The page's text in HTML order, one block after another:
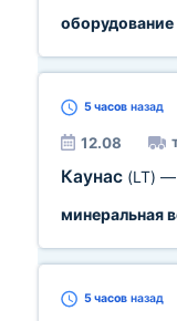
оборудование
5 часов назад
12.08
Каунас (LT) —
минеральная
5 часов назад